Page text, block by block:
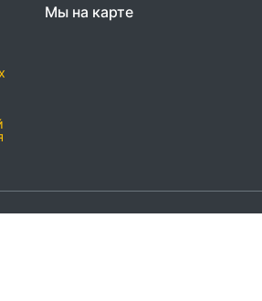
Мы на карте